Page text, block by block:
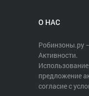
О НАС
Робинзоны.ру
Активности.
предложение
согласие с